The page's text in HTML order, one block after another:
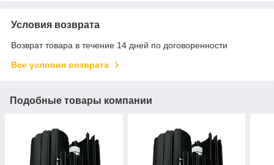
Условия возврата
Возврат товара в течение 14 дней по договоренности
Все условия возврата
Подобные товары компании